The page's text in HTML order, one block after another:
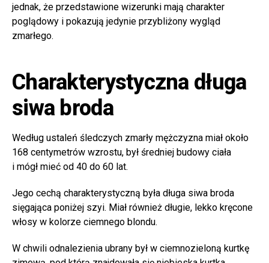
jednak, że przedstawione wizerunki mają charakter
poglądowy i pokazują jedynie przybliżony wygląd
zmarłego.
Charakterystyczna długa
siwa broda
Według ustaleń śledczych zmarły mężczyzna miał około
168 centymetrów wzrostu, był średniej budowy ciała
i mógł mieć od 40 do 60 lat.
Jego cechą charakterystyczną była długa siwa broda
sięgająca poniżej szyi. Miał również długie, lekko kręcone
włosy w kolorze ciemnego blondu.
W chwili odnalezienia ubrany był w ciemnozieloną kurtkę